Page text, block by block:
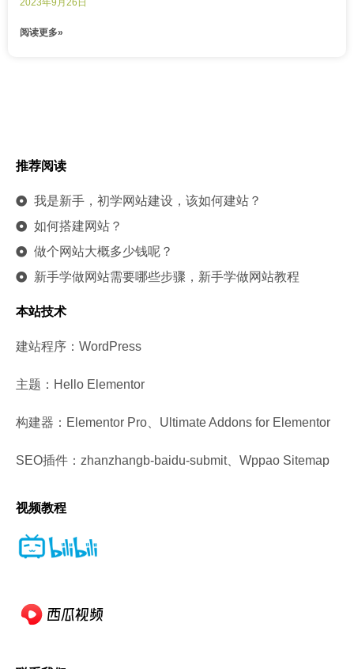
2023年9月26日
阅读更多»
推荐阅读
我是新手，初学网站建设，该如何建站？
如何搭建网站？
做个网站大概多少钱呢？
新手学做网站需要哪些步骤，新手学做网站教程
本站技术
建站程序：WordPress
主题：Hello Elementor
构建器：Elementor Pro、Ultimate Addons for Elementor
SEO插件：zhanzhangb-baidu-submit、Wppao Sitemap
视频教程